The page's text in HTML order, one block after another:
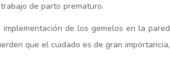
de parto prematuro.
de los gemelos en la pared
que el cuidado es de gran importancia,